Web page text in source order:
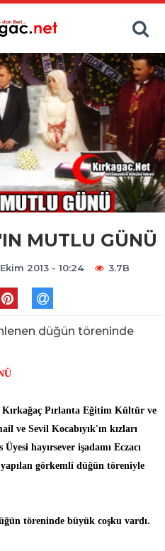
MUTLU GÜNÜ
Ekim 2013 - 10:24 3.7B
düğün töreninde
Kırkağaç Pırlanta Eğitim Kültür ve
ve Sevil Kocabıyık'ın kızları
hayırsever işadamı Eczacı
görkemli düğün töreniyle
töreninde büyük coşku vardı.